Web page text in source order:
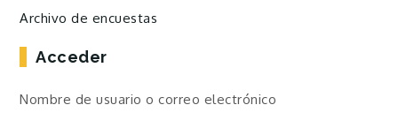
Archivo de encuestas
Acceder
Nombre de usuario o correo electrónico